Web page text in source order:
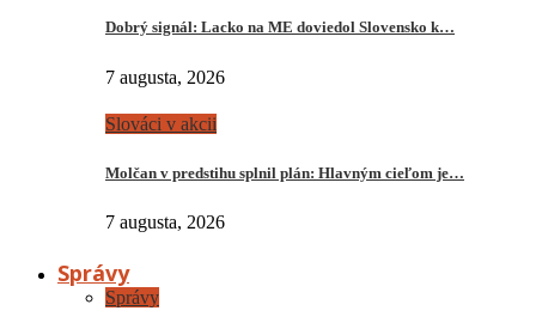
Dobrý signál: Lacko na ME doviedol Slovensko k…
7 augusta, 2026
Slováci v akcii
Molčan v predstihu splnil plán: Hlavným cieľom je…
7 augusta, 2026
Správy
Správy